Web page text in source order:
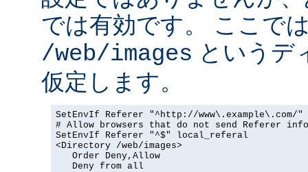
では有効です。 ここで
/web/images というデ
仮定します。
SetEnvIf Referer "^http://
# Allow browsers that do not send Referer info
SetEnvIf Referer "^$" local_referal
<Directory /web/images>
   Order Deny,Allow
   Deny from all